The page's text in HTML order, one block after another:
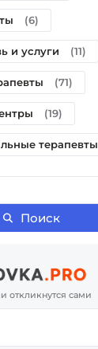
(6)
и услуги (11)
(71)
(19)
терапевты
Поиск
откликнутся сами